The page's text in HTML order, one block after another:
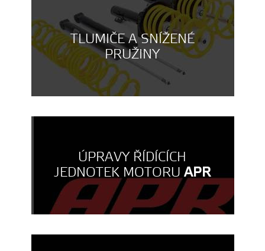
TLUMIČE A SNÍŽENÉ
PRUŽINY
ÚPRAVY ŘÍDÍCÍCH
JEDNOTEK MOTORUAPR